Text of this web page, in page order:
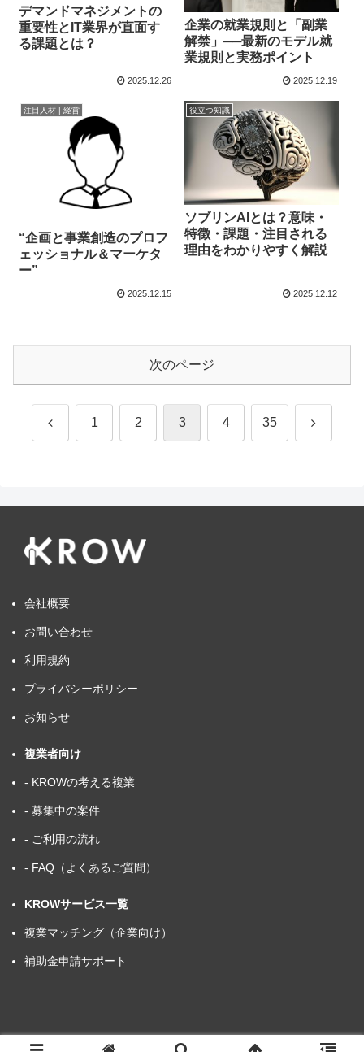
デマンドマネジメントの
重要性とIT業界が直面す
る課題とは？
2025.12.26
企業の就業規則と「副業
解禁」──最新のモデル就
業規則と実務ポイント
2025.12.19
注目人材 | 経営
“企画と事業創造のプロフ
ェッショナル＆マーケタ
ー”
2025.12.15
役立つ知識
ソブリンAIとは？意味・
特徴・課題・注目される
理由をわかりやすく解説
2025.12.12
次のページ
前 1 2 3 4 35 次
会社概要
お問い合わせ
利用規約
プライバシーポリシー
お知らせ
複業者向け
- KROWの考える複業
- 募集中の案件
- ご利用の流れ
- FAQ（よくあるご質問）
KROWサービス一覧
複業マッチング（企業向け）
補助金申請サポート